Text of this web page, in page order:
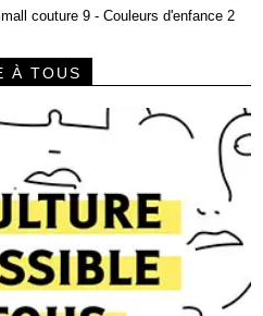
couture 9 - Couleurs d'enfance 2
À TOUS